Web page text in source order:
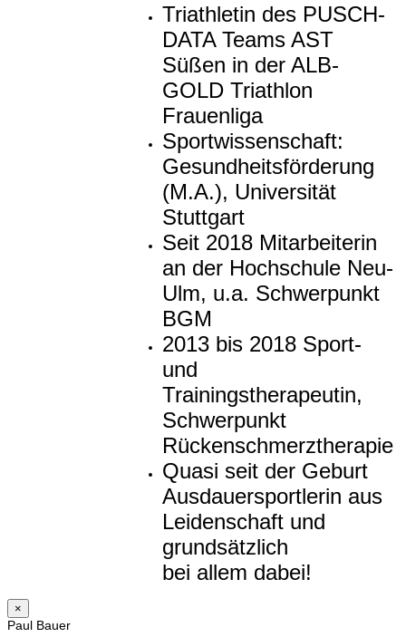
Triathletin des PUSCH-
DATA Teams AST
Süßen in der ALB-
GOLD Triathlon
Frauenliga
Sportwissenschaft:
Gesundheitsförderung
(M.A.), Universität
Stuttgart
Seit 2018 Mitarbeiterin
an der Hochschule Neu-
Ulm, u.a. Schwerpunkt
BGM
2013 bis 2018 Sport-
und
Trainingstherapeutin,
Schwerpunkt
Rückenschmerztherapie
Quasi seit der Geburt
Ausdauersportlerin aus
Leidenschaft und
grundsätzlich
bei allem dabei!
×
Paul Bauer